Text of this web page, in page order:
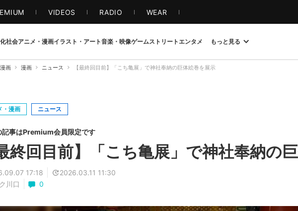
VIDEOS RADIO WEAR
社会アニメ・漫画イラスト・アート音楽・映像ゲームストリート エンタメ もっと見る
画 漫画 ニュース 【最終回目前】「こち亀展」で神社奉納の巨体絵巻を展示
・漫画 ニュース
記事はPremium会員限定です
終回目前】「こち亀展」で神社奉納の
17:18
2026.03.11 11:30
川口
0